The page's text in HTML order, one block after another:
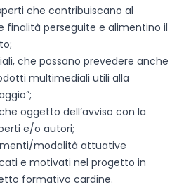
che contribuiscano al
finalità perseguite e alimentino il
che possano prevedere anche
multimediali utili alla
oggetto dell’avviso con la
e/o autori;
modalità attuative
e motivati nel progetto in
formativo cardine.